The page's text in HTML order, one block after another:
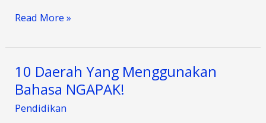
7
Yang
Dianjurkan
Untuk
Disedekahkan
Read More »
10 Daerah Yang Menggunakan
Bahasa NGAPAK!
Pendidikan